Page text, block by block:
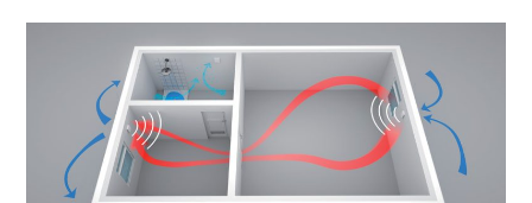
рекуперацией
для
квартир